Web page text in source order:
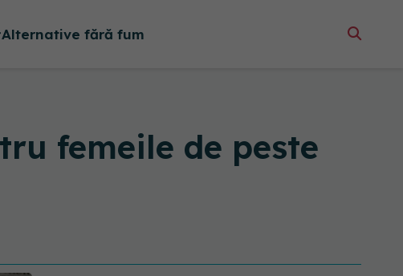
Alternative fără fum
femeile de peste